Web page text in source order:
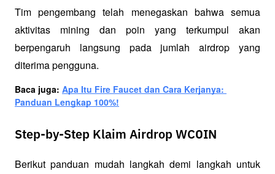
Tim pengembang telah menegaskan bahwa semua
aktivitas mining dan poin yang terkumpul akan
berpengaruh langsung pada jumlah airdrop yang
diterima pengguna.
Baca juga: Apa Itu Fire Faucet dan Cara Kerjanya:
Panduan Lengkap 100%!
Step-by-Step Klaim Airdrop WCOIN
Berikut panduan mudah langkah demi langkah untuk